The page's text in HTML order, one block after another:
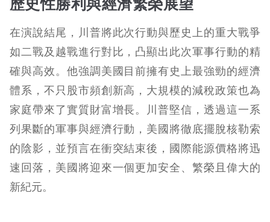
歷史性勝利與經濟繁榮展望
在演說結尾，川普將此次行動與歷史上的重大戰爭
如二戰及越戰進行對比，凸顯出此次軍事行動的精
確與高效。他強調美國目前擁有史上最強勁的經濟
體系，不只股市頻創新高，大規模的減稅政策也為
家庭帶來了實質財富增長。川普堅信，透過這一系
列果斷的軍事與經濟行動，美國將徹底擺脫核勒索
的陰影，並預言在衝突結束後，國際能源價格將迅
速回落，美國將迎來一個更加安全、繁榮且偉大的
新紀元。